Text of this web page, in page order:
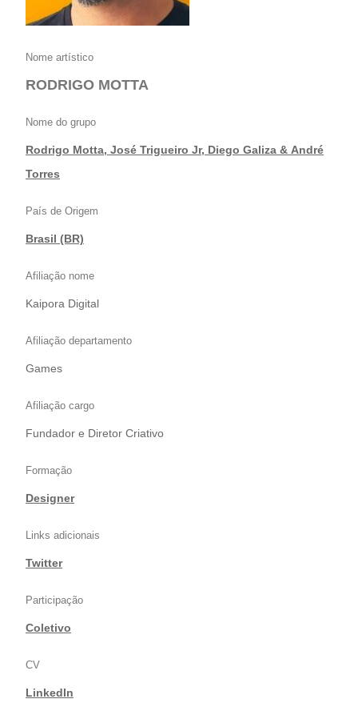
Nome artístico
RODRIGO MOTTA
Nome do grupo
Rodrigo Motta, José Trigueiro Jr, Diego Galiza & André
Torres
País de Origem
Brasil (BR)
Afiliação nome
Kaipora Digital
Afiliação departamento
Games
Afiliação cargo
Fundador e Diretor Criativo
Formação
Designer
Links adicionais
Twitter
Participação
Coletivo
CV
LinkedIn